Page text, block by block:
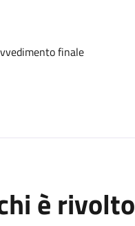
finale
è rivolto